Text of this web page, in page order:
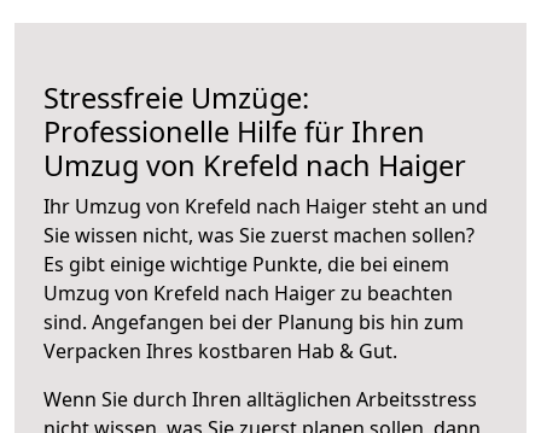
Stressfreie Umzüge:
Professionelle Hilfe für Ihren
Umzug von Krefeld nach Haiger
Ihr Umzug von Krefeld nach Haiger steht an und
Sie wissen nicht, was Sie zuerst machen sollen?
Es gibt einige wichtige Punkte, die bei einem
Umzug von Krefeld nach Haiger zu beachten
sind. Angefangen bei der Planung bis hin zum
Verpacken Ihres kostbaren Hab & Gut.
Wenn Sie durch Ihren alltäglichen Arbeitsstress